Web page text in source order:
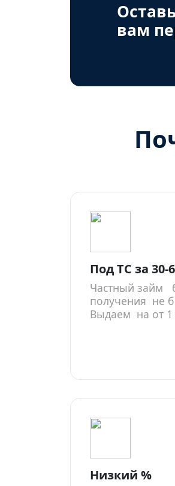
вам
Под ТС за 30-
Частный займ
получения не
Выдаем на от 1
Низкий %